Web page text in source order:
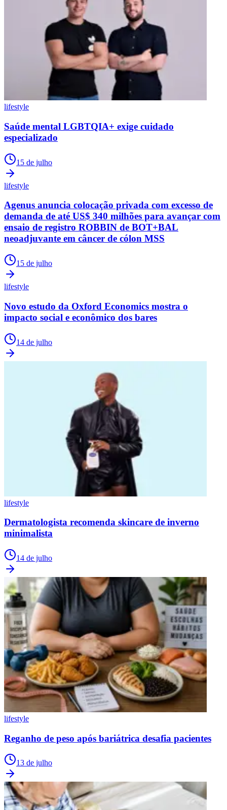
lifestyle
Saúde mental LGBTQIA+ exige cuidado
especializado
15 de julho
lifestyle
Agenus anuncia colocação privada com excesso de
demanda de até US$ 340 milhões para avançar com
ensaio de registro ROBBIN de BOT+BAL
neoadjuvante em câncer de cólon MSS
15 de julho
lifestyle
Novo estudo da Oxford Economics mostra o
impacto social e econômico dos bares
14 de julho
lifestyle
Dermatologista recomenda skincare de inverno
minimalista
14 de julho
lifestyle
Reganho de peso após bariátrica desafia pacientes
13 de julho